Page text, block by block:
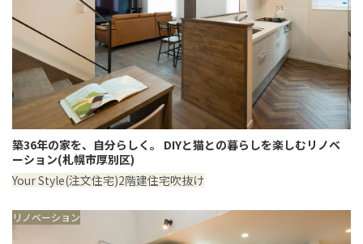
築36年の家を、自分らしく。 DIYと猫との暮らしを楽しむリノベ
ーション(札幌市厚別区)
Your Style(注文住宅)2階建住宅吹抜け
リノベーション